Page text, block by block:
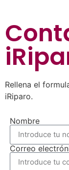
Rellena el
iRiparo.
Nombre
Correo